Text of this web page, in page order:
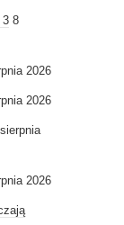
3 8
2026
2026
2026